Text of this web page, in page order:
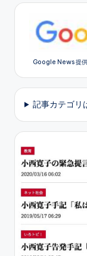
Google News 提供
記事カテゴリ